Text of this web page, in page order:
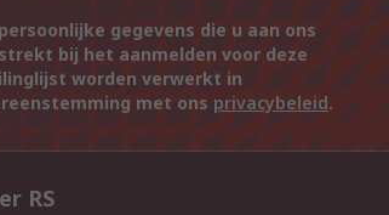
gegevens die u aan ons
bij het aanmelden voor deze
worden verwerkt in
met ons privacybeleid.
RS